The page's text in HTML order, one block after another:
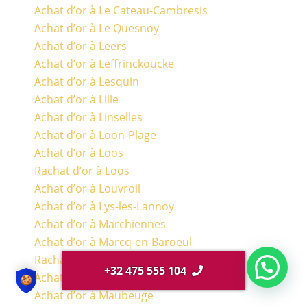
Achat d’or à Le Cateau-Cambresis
Achat d’or à Le Quesnoy
Achat d’or à Leers
Achat d’or à Leffrinckoucke
Achat d’or à Lesquin
Achat d’or à Lille
Achat d’or à Linselles
Achat d’or à Loon-Plage
Achat d’or à Loos
Rachat d’or à Loos
Achat d’or à Louvroil
Achat d’or à Lys-les-Lannoy
Achat d’or à Marchiennes
Achat d’or à Marcq-en-Baroeul
Rachat d’or à Marcq-en-Baroeul
Achat d’or à Marquette-lez-Lille
Achat d’or à Maubeuge
+32 475 555 104